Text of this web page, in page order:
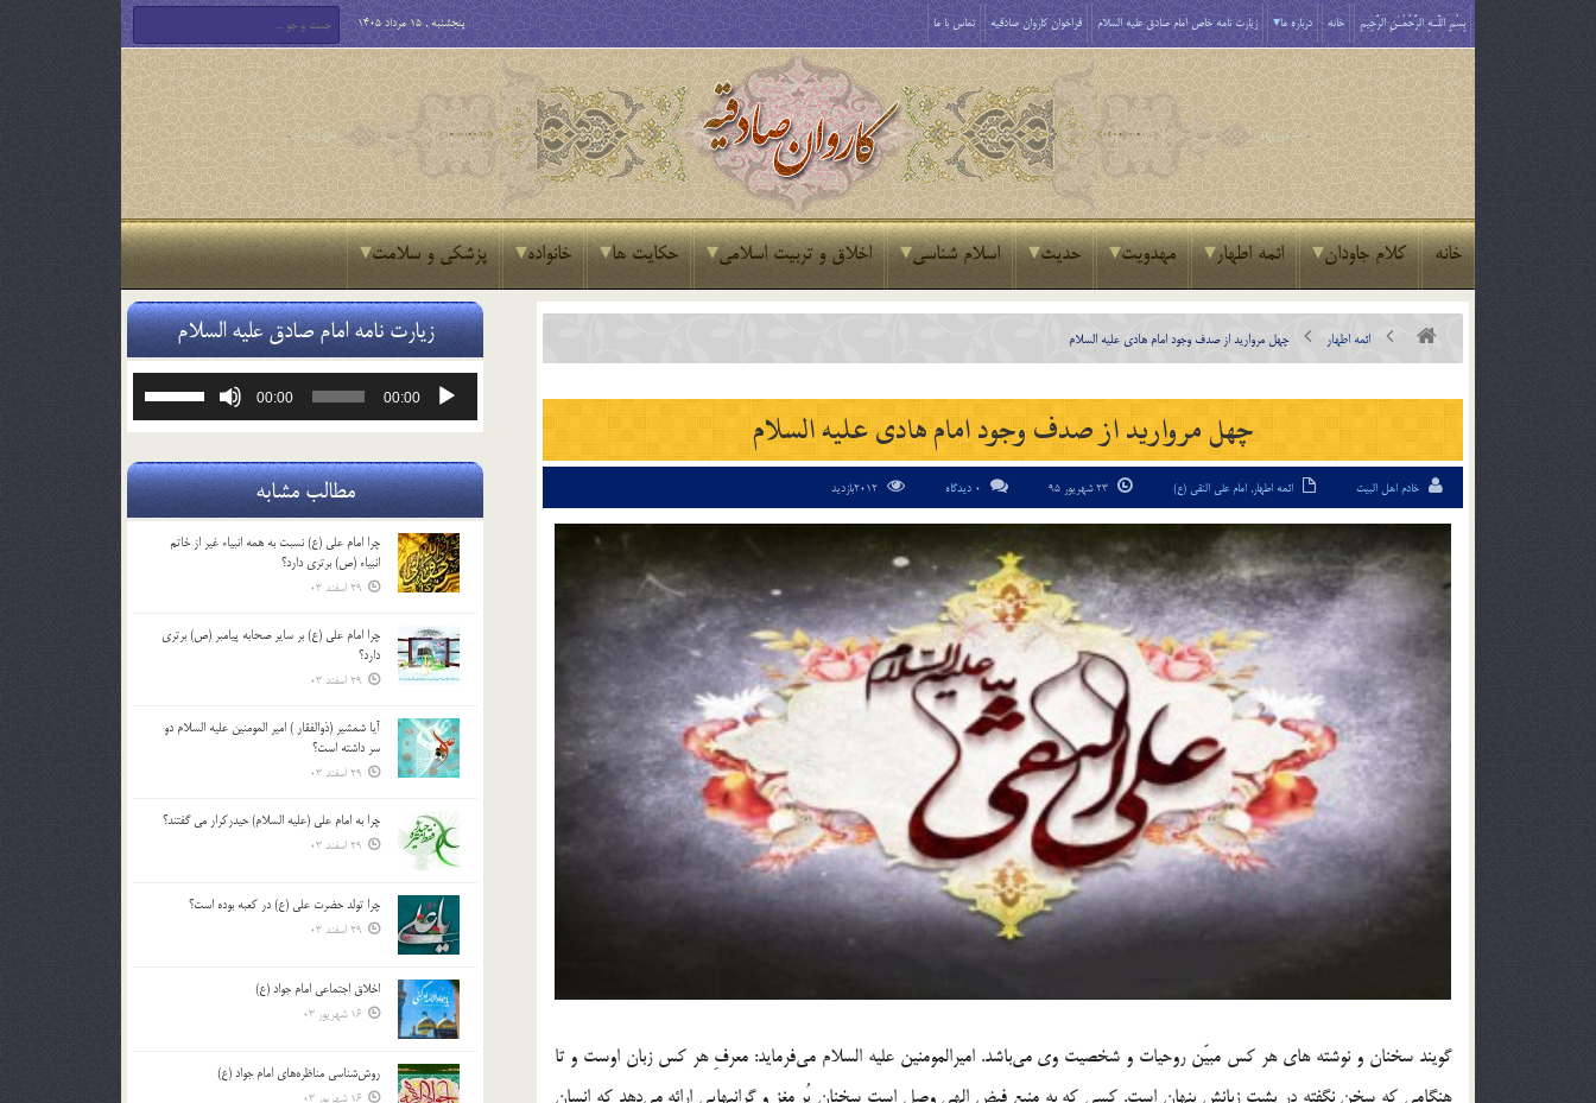
بِسْمِ اللَّـهِ الرَّحْمَـٰنِ الرَّحِيمِ خانه درباره ما زیارت نامه خاص امام صادق علیه السلام فراخوان کاروان صادقیه تماس با ما پنجشنبه , 15 مرداد 1405
خانه کلام جاودان ائمه اطهار مهدویت حدیث اسلام شناسی اخلاق و تربیت اسلامی حکایت ها خانواده پزشکی و سلامت
ائمه اطهار چهل مروارید از صدف وجود امام هادی علیه السلام
چهل مروارید از صدف وجود امام هادی علیه السلام
خادم اهل البیت ائمه اطهار, امام علی النقی (ع) 0 دیدگاه
گویند سخنان و نوشته های هر کس مبیّن روحیات و شخصیت وی می‌باشد. امیرالمومنین علیه السلام می‌فرماید: معرفِ هر کس زبان اوست و تا
هنگامی که سخن نگفته در پشت زبانش پنهان است. کسی که به منبع فیض الهی وصل است سخنان پُر مغز و گرانبهایی ارائه می‌دهد که انسان
زیارت نامه امام صادق علیه السلام
پخش‌کننده
00:00
00:00
یا
صدا
کلیدهای
مطالب مشابه
چرا امام علی (ع) نسبت به همه انبیاء غیر از خاتم
انبیاء (ص) برتری دارد؟
29 اسفند 03
چرا امام علی (ع) بر سایر صحابه پیامبر (ص) برتری
دارد؟
29 اسفند 03
آیا شمشیر (ذوالفقار ) امیر المومنین علیه السلام دو
سر داشته است؟
29 اسفند 03
چرا به امام علی (علیه السلام) حیدرکرار می گفتند؟
29 اسفند 03
چرا تولد حضرت علی (ع) در کعبه بوده است؟
29 اسفند 03
اخلاق اجتماعی امام جواد (ع)
16 شهریور 03
روش‌شناسی مناظره‌های امام جواد (ع)
16 شهریور 03